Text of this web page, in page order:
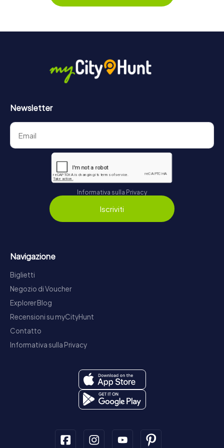
Newsletter
Informativa sulla Privacy
Iscriviti
Navigazione
Biglietti
Negozio di Voucher
Explorer Blog
Recensioni su myCityHunt
Contatto
Informativa sulla Privacy